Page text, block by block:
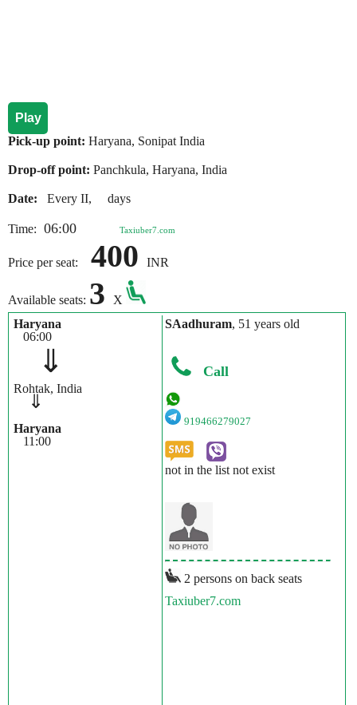
Play
Pick-up point: Haryana, Sonipat India
Drop-off point: Panchkula, Haryana, India
Date: Every II, days
Time: 06:00 Taxiuber7.com
Price per seat: 400 INR
Available seats: 3
X
Haryana
06:00
⇓
Rohtak, India
⇓
Haryana
11:00
SAadhuram, 51 years old
Call
919466279027
not in the list not exist
2 persons on back seats
Taxiuber7.com